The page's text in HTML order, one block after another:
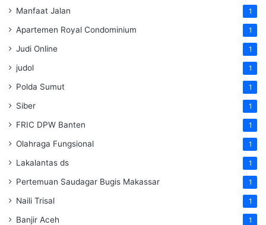
Manfaat Jalan 1
Apartemen Royal Condominium 1
Judi Online 1
judol 1
Polda Sumut 1
Siber 1
FRIC DPW Banten 1
Olahraga Fungsional 1
Lakalantas ds 1
Pertemuan Saudagar Bugis Makassar 1
Naili Trisal 1
Banjir Aceh 1